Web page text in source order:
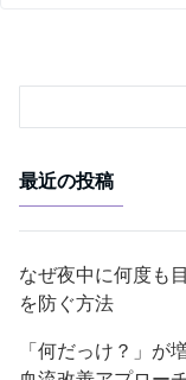
最近の投稿
なぜ夜中に何度も
を防ぐ方法
「何だっけ？」が